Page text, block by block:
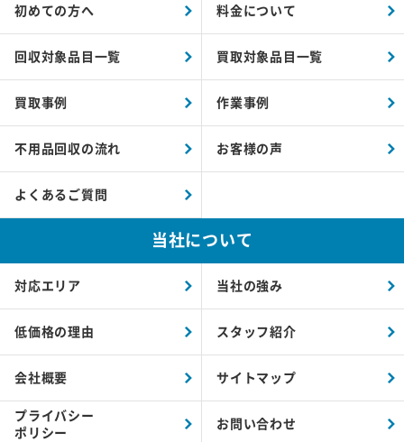
初めての方へ 料金について
回収対象品目一覧 買取対象品目一覧
買取事例 作業事例
不用品回収の流れ お客様の声
よくあるご質問
当社について
対応エリア 当社の強み
低価格の理由 スタッフ紹介
会社概要 サイトマップ
プライバシー
ポリシー
お問い合わせ